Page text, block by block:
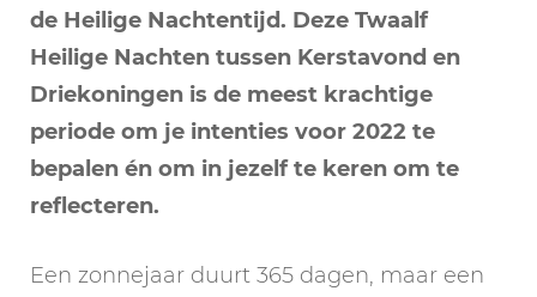
jouw
voorspellen
2022
de Heilige Nachtentijd. Deze Twaalf
Heilige Nachten tussen Kerstavond en
Driekoningen is de meest krachtige
periode om je intenties voor 2022 te
bepalen én om in jezelf te keren om te
reflecteren.
Een zonnejaar duurt 365 dagen, maar een